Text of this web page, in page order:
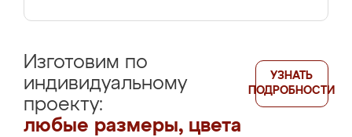
Изготовим по
индивидуальному
проекту:
любые размеры, цвета
УЗНАТЬ
ПОДРОБНОСТИ